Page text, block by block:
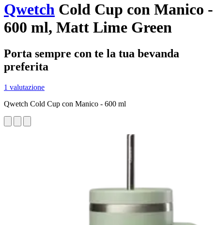
Qwetch Cold Cup con Manico -
600 ml, Matt Lime Green
Porta sempre con te la tua bevanda
preferita
1 valutazione
Qwetch Cold Cup con Manico - 600 ml